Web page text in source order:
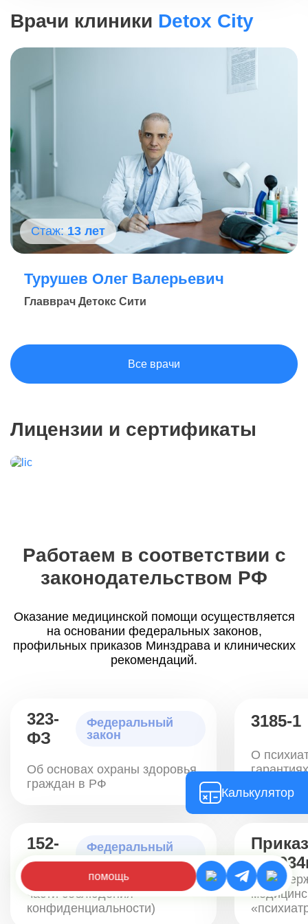
Врачи клиники Detox City
Стаж:13 лет
Турушев Олег Валерьевич
Главврач Детокс Сити
Все врачи
Лицензии и сертификаты
Работаем в соответствии с
законодательством РФ
Оказание медицинской помощи осуществляется
на основании федеральных законов,
профильных приказов Минздрава и клинических
рекомендаций.
323-
ФЗ
Федеральный
закон
Об основах охраны здоровья
граждан в РФ
3185-1
О
152-
ФЗ
Федеральный
закон
О персональных данных (в
части соблюдения
конфиденциальности)
Приказ
Об
Калькулятор
помощь